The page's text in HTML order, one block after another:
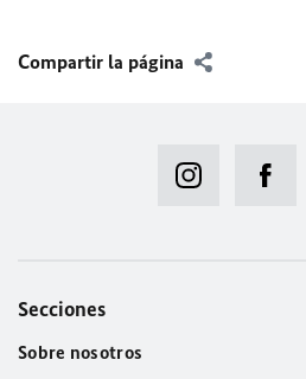
Compartir la página
Secciones
Sobre nosotros